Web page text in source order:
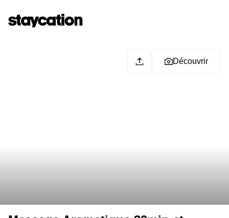
Découvrir